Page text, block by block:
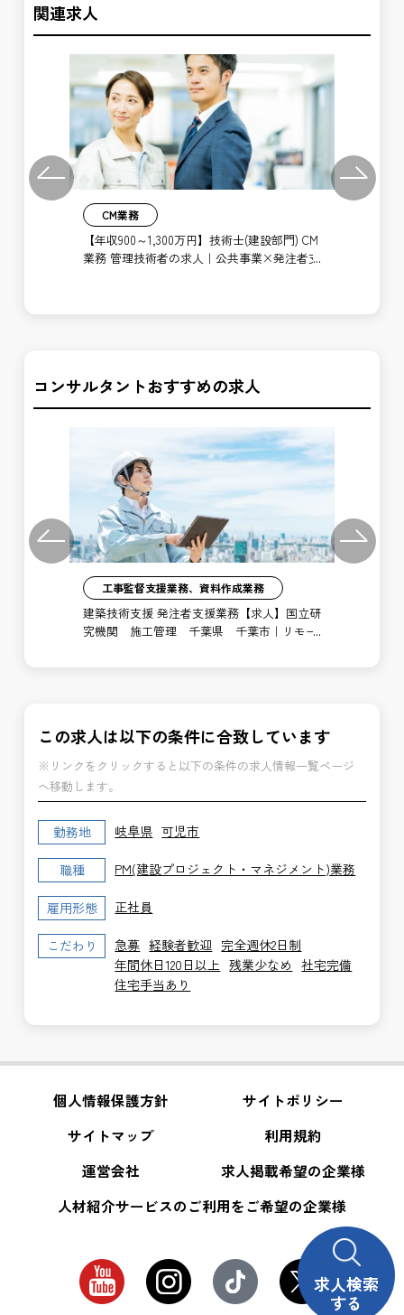
関連求人
Previous
CM業務
【年収900～1,300万円】技術士(建設部門) CM
業務 管理技術者の求人｜公共事業×発注者支
Next
コンサルタントおすすめの求人
Previous
工事監督支援業務、資料作成業務
建築技術支援 発注者支援業務【求人】国立研
究機関 施工管理 千葉県 千葉市｜リモー
Next
この求人は以下の条件に合致しています
※リンクをクリックすると以下の条件の求人情報一覧ページ
へ移動します。
勤務地 岐阜県 可児市
職種 PM(建設プロジェクト・マネジメント)業務
雇用形態 正社員
こだわり 急募 経験者歓迎 完全週休2日制
年間休日120日以上 残業少なめ
社宅完備
住宅手当あり
個人情報保護方針
サイトポリシー
サイトマップ
利用規約
運営会社
求人掲載希望の企業様
人材紹介サービスのご利用をご希望の企業様
求人検索
する